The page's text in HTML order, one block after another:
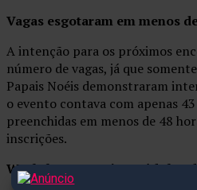
Vagas esgotaram em menos
A intenção para os próximos
número de vagas, já que
Papais Noéis demonstraram
o evento contava com apenas
preenchidas em menos de 48
inscrições.
Workshop com oito módulos